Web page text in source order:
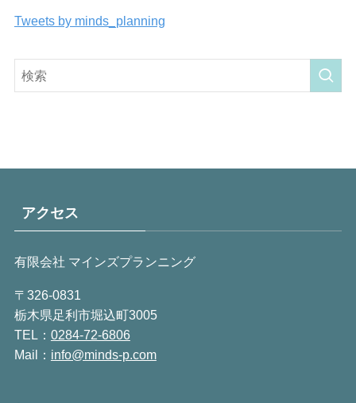
Tweets by minds_planning
アクセス
有限会社 マインズプランニング
〒326-0831
栃木県足利市堀込町3005
TEL： 0284-72-6806
Mail： info@minds-p.com